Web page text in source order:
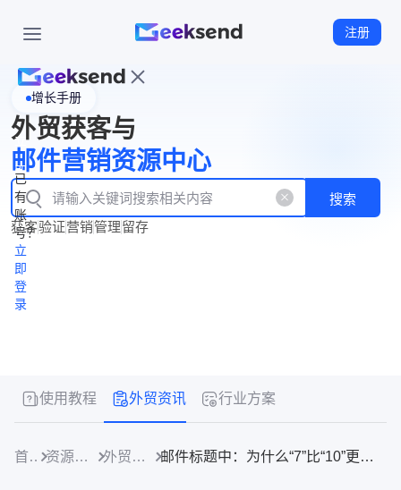
注册
页
WhatsApp
企业号
New
产
品
功
能
产
品
价
格
资
源
中
心
立
即
注
册
已
有
账
号？
立
即
登
录
增长手册
外贸获客与
邮件营销资源中心
搜索
获客验证营销管理留存
使用教程 外贸资讯 行业方案
首页 资源中心 外贸资讯 邮件标题中：为什么“7”比“10”更吸引人？